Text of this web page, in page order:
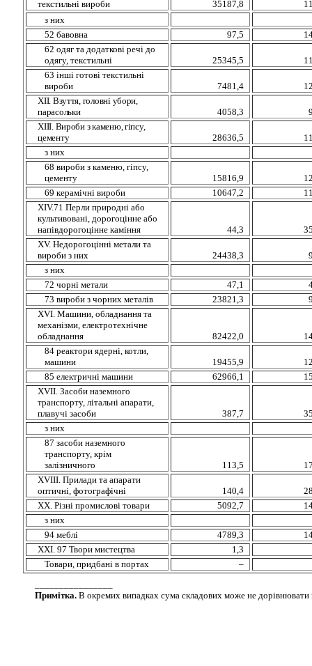
текстильні вироби
35187,8
з них
52 бавовна
97,5
62 одяг та додаткові речі до
одягу, текстильні
25345,5
63 іншi готовi текстильні
вироби
7481,4
ХІІ. Взуття, головні убори,
парасольки
4058,3
ХІІІ. Вироби з каменю, гіпсу,
цементу
28636,5
з них
68 вироби з каменю, гiпсу,
цементу
15816,9
69 керамiчнi вироби
10647,2
XІV.71 Перли природні або
культивовані, дорогоцінне або
напівдорогоцінне каміння
44,3
XV. Недорогоцінні метали та
вироби з них
24438,3
з них
72 чорнi метали
47,1
73 вироби з чорних металів
23821,3
XVI. Машини, обладнання та
механізми, електротехнічне
обладнання
82422,0
84 реактори ядерні, котли,
машини
19455,9
85 електричні машини
62966,1
XVIІ. Засоби наземного
транспорту, літальні апарати,
плавучі засоби
387,7
з них
87 засоби наземного
транспорту, крім
залізничного
113,5
XVIII. Прилади та апарати
оптичні, фотографічні
140,4
XX. Різні промислові товари
5092,7
з них
94 меблі
4789,3
XXI. 97 Твори мистецтва
1,3
Товари, придбані в портах
–
Примітка. В окремих випадках сума складових може не дорівнювати